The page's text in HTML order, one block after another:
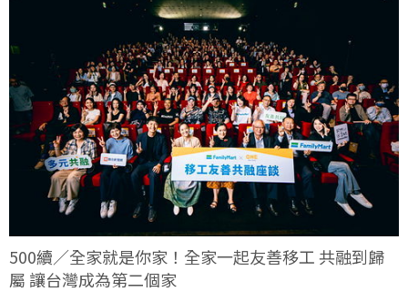
500續／全家就是你家！全家一起友善移工 共融到歸
屬 讓台灣成為第二個家